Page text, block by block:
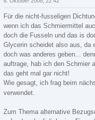
Für die nicht-fusseligen
wenn ich das Schmiermittel
doch die Fusseln und das is
Glycerin scheidet also aus, da
doch was anderes geben...
auftrage, hab ich den Schmier
das geht mal gar nicht!
Wie gesagt, ich frag beim
verwendet.
Zum Thema alternative